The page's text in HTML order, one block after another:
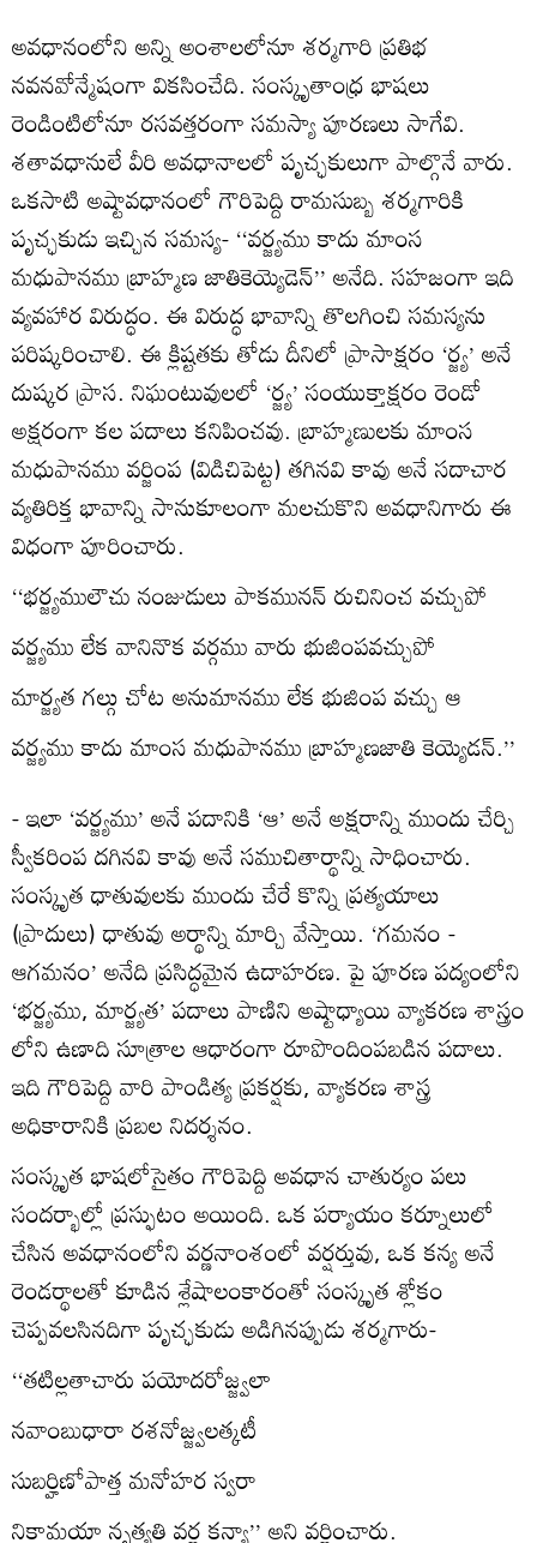
అవధానంలోని అన్ని అంశాలలోనూ శర్మగారి ప్రతిభ
నవనవోన్మేషంగా వికసించేది. సంస్కృతాంధ్ర భాషలు
రెండింటిలోనూ రసవత్తరంగా సమస్యా పూరణలు సాగేవి.
శతావధానులే వీరి అవధానాలలో పృచ్ఛకులుగా పాల్గొనే వారు.
ఒకసాటి అష్టావధానంలో గౌరిపెద్ది రామసుబ్బ శర్మగారికి
పృచ్ఛకుడు ఇచ్చిన సమస్య- ‘‘వర్జ్యము కాదు మాంస
మధుపానము బ్రాహ్మణ జాతికెయ్యెడెన్‌’’ అనేది. సహజంగా ఇది
వ్యవహార విరుద్ధం. ఈ విరుద్ధ భావాన్ని తొలగించి సమస్యను
పరిష్కరించాలి. ఈ క్లిష్టతకు తోడు దీనిలో ప్రాసాక్షరం ‘ర్జ్య’ అనే
దుష్కర ప్రాస. నిఘంటువులలో ‘ర్జ్య’ సంయుక్తాక్షరం రెండో
అక్షరంగా కల పదాలు కనిపించవు. బ్రాహ్మణులకు మాంస
మధుపానము వర్జింప (విడిచిపెట్ట) తగినవి కావు అనే సదాచార
వ్యతిరిక్త భావాన్ని సానుకూలంగా మలచుకొని అవధానిగారు ఈ
విధంగా పూరించారు.
‘‘భర్జ్యములౌచు నంజుడులు పాకమునన్‌ రుచినించ వచ్చుపో
వర్జ్యము లేక వానినొక వర్గము వారు భుజింపవచ్చుపో
మార్జ్యత గల్గు చోట అనుమానము లేక భుజింప వచ్చు ఆ
వర్జ్యము కాదు మాంస మధుపానము బ్రాహ్మణజాతి కెయ్యెడన్‌.’’
- ఇలా ‘వర్జ్యము’ అనే పదానికి ‘ఆ’ అనే అక్షరాన్ని ముందు చేర్చి
స్వీకరింప దగినవి కావు అనే సముచితార్థాన్ని సాధించారు.
సంస్కృత ధాతువులకు ముందు చేరే కొన్ని ప్రత్యయాలు
(ప్రాదులు) ధాతువు అర్థాన్ని మార్చి వేస్తాయి. ‘గమనం -
ఆగమనం’ అనేది ప్రసిద్ధమైన ఉదాహరణ. పై పూరణ పద్యంలోని
‘భర్జ్యము, మార్జ్యత’ పదాలు పాణిని అష్టాధ్యాయి వ్యాకరణ శాస్త్రం
లోని ఉణాది సూత్రాల ఆధారంగా రూపొందింపబడిన పదాలు.
ఇది గౌరిపెద్ది వారి పాండిత్య ప్రకర్షకు, వ్యాకరణ శాస్త్ర
అధికారానికి ప్రబల నిదర్శనం.
సంస్కృత భాషలోసైతం గౌరిపెద్ది అవధాన చాతుర్యం పలు
సందర్భాల్లో ప్రస్ఫుటం అయింది. ఒక పర్యాయం కర్నూలులో
చేసిన అవధానంలోని వర్ణనాంశంలో వర్షర్తువు, ఒక కన్య అనే
రెండర్థాలతో కూడిన శ్లేషాలంకారంతో సంస్కృత శ్లోకం
చెప్పవలసినదిగా పృచ్ఛకుడు అడిగినప్పుడు శర్మగారు-
‘‘తటిల్లతాచారు పయోదరోజ్జ్వలా
నవాంబుధారా రశనోజ్జ్వలత్కటీ
సుబర్హిణోపాత్త మనోహర స్వరా
నికామయా నృత్యతి వర్ణ కన్యా’’ అని వర్ణించారు.